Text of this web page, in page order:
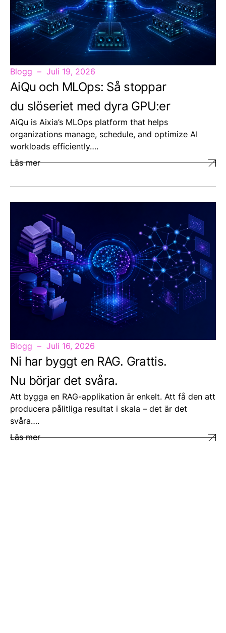
Blogg Juli 19, 2026
AiQu och MLOps: Så stoppar
du slöseriet med dyra GPU:er
AiQu is Aixia’s MLOps platform that helps
organizations manage, schedule, and optimize AI
workloads efficiently….
Läs mer
Blogg Juli 16, 2026
Ni har byggt en RAG. Grattis.
Nu börjar det svåra.
Att bygga en RAG-applikation är enkelt. Att få den att
producera pålitliga resultat i skala – det är det
svåra….
Läs mer